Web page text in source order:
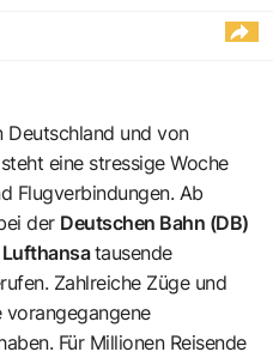
Deutschland und von
eine stressige Woche
Flugverbindungen. Ab
der Deutschen Bahn (DB)
tausende
Zahlreiche Züge und
vorangegangene
Für Millionen Reisende